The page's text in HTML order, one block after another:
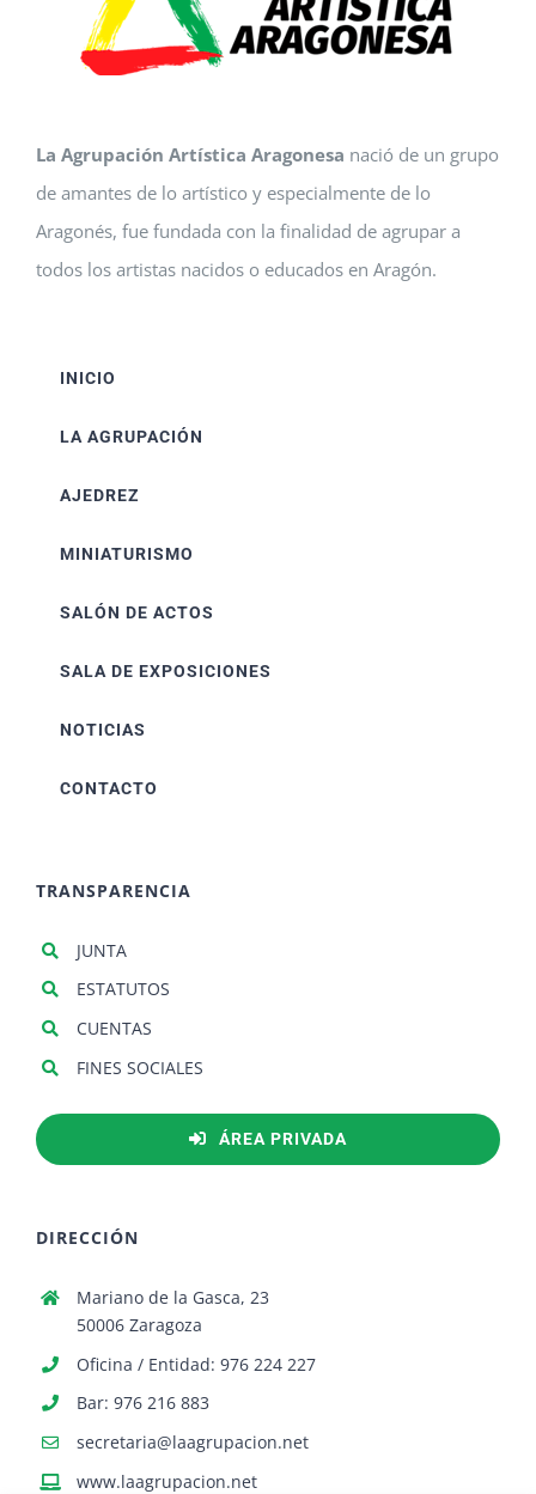
La Agrupación Artística Aragonesa nació de un grupo
de amantes de lo artístico y especialmente de lo
Aragonés, fue fundada con la finalidad de agrupar a
todos los artistas nacidos o educados en Aragón.
INICIO
LA AGRUPACIÓN
AJEDREZ
MINIATURISMO
SALÓN DE ACTOS
SALA DE EXPOSICIONES
NOTICIAS
CONTACTO
TRANSPARENCIA
JUNTA
ESTATUTOS
CUENTAS
FINES SOCIALES
ÁREA PRIVADA
DIRECCIÓN
Mariano de la Gasca, 23
50006 Zaragoza
Oficina / Entidad: 976 224 227
Bar: 976 216 883
secretaria@laagrupacion.net
www.laagrupacion.net